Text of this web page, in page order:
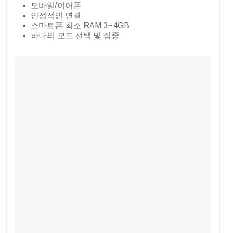
모바일/이어폰
안정적인 연결
스마트폰 최소 RAM 3~4GB
하나의 모드 선택 및 집중